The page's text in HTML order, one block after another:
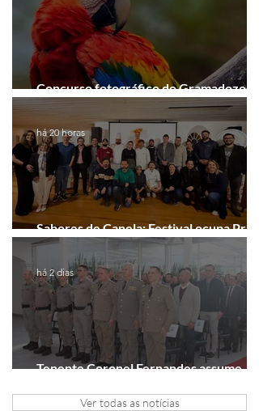
Concurso fotográfico do Gramadozoo
entra na reta final de inscrições
Sabores de Canela: Festival ocupa Praça
João Corrêa em setembro
há 20 horas
Tenente Coronel Fernandes assume
há 2 dias
Ver todas as notícias